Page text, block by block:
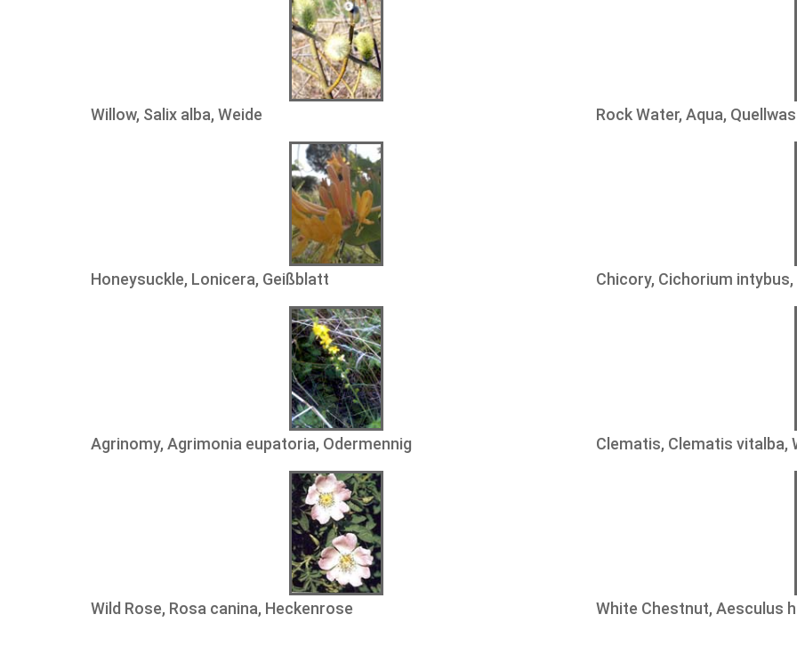
Willow, Salix alba, Weide Rock Water, Aqua,
Honeysuckle, Lonicera, Geißblatt Chicory, Cichorium
Agrinomy, Agrimonia eupatoria, Odermennig Clematis, Clematis vitalba,
Wild Rose, Rosa canina, Heckenrose White Chestnut, Aesculus